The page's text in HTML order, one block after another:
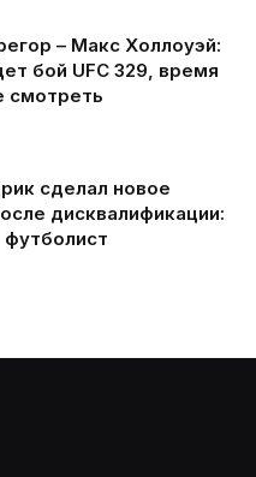
– Макс Холлоуэй:
бой UFC 329, время
смотреть
сделал новое
дисквалификации:
футболист